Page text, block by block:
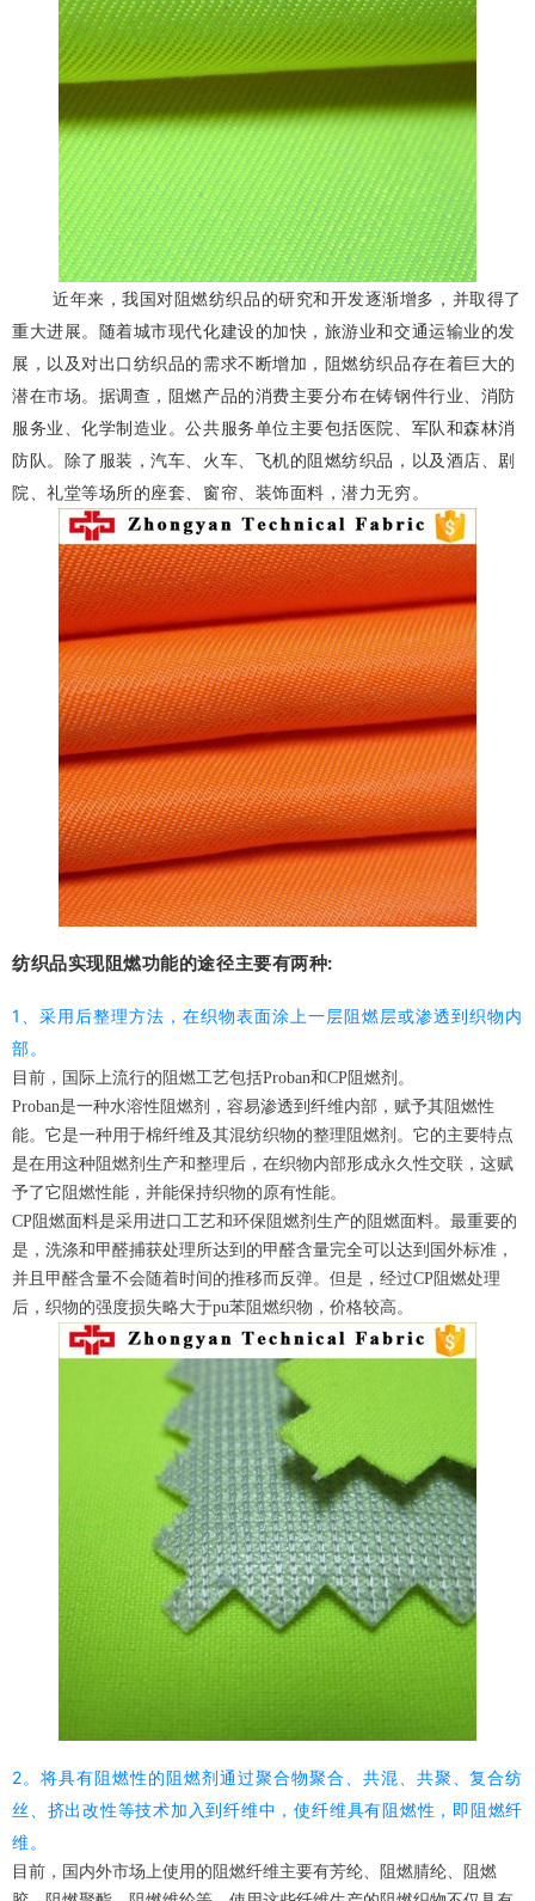
近年来，我国对阻燃纺织品的研究和开发逐渐增多，并取得了
重大进展。随着城市现代化建设的加快，旅游业和交通运输业的发
展，以及对出口纺织品的需求不断增加，阻燃纺织品存在着巨大的
潜在市场。据调查，阻燃产品的消费主要分布在铸钢件行业、消防
服务业、化学制造业。公共服务单位主要包括医院、军队和森林消
防队。除了服装，汽车、火车、飞机的阻燃纺织品，以及酒店、剧
院、礼堂等场所的座套、窗帘、装饰面料，潜力无穷。
纺织品实现阻燃功能的途径主要有两种:
1、采用后整理方法，在织物表面涂上一层阻燃层或渗透到织物内
部。
目前，国际上流行的阻燃工艺包括Proban和CP阻燃剂。
Proban是一种水溶性阻燃剂，容易渗透到纤维内部，赋予其阻燃性
能。它是一种用于棉纤维及其混纺织物的整理阻燃剂。它的主要特点
是在用这种阻燃剂生产和整理后，在织物内部形成永久性交联，这赋
予了它阻燃性能，并能保持织物的原有性能。
CP阻燃面料是采用进口工艺和环保阻燃剂生产的阻燃面料。最重要的
是，洗涤和甲醛捕获处理所达到的甲醛含量完全可以达到国外标准，
并且甲醛含量不会随着时间的推移而反弹。但是，经过CP阻燃处理
后，织物的强度损失略大于pu苯阻燃织物，价格较高。
2。将具有阻燃性的阻燃剂通过聚合物聚合、共混、共聚、复合纺
丝、挤出改性等技术加入到纤维中，使纤维具有阻燃性，即阻燃纤
维。
目前，国内外市场上使用的阻燃纤维主要有芳纶、阻燃腈纶、阻燃